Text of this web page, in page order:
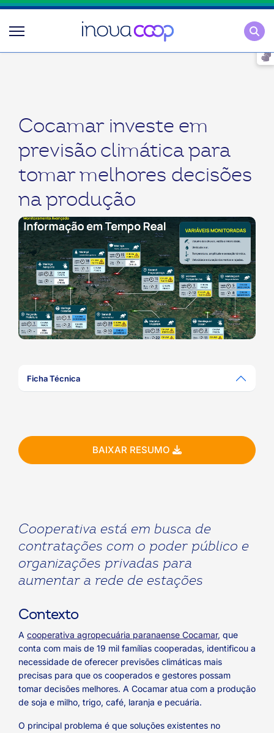
Cocamar investe em
previsão climática para
tomar melhores decisões
na produção
Ficha Técnica
BAIXAR RESUMO
Cooperativa está em busca de
contratações com o poder público e
organizações privadas para
aumentar a rede de estações
Contexto
A cooperativa agropecuária paranaense Cocamar, que
conta com mais de 19 mil famílias cooperadas, identificou a
necessidade de oferecer previsões climáticas mais
precisas para que os cooperados e gestores possam
tomar decisões melhores. A Cocamar atua com a produção
de soja e milho, trigo, café, laranja e pecuária.
O principal problema é que soluções existentes no